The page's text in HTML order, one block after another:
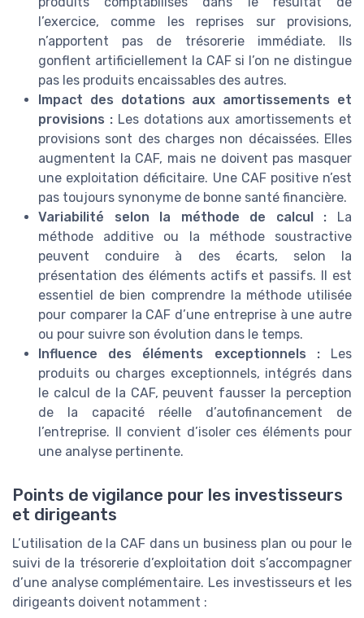
l’exercice, comme les reprises sur provisions,
n’apportent pas de trésorerie immédiate. Ils
gonflent artificiellement la CAF si l’on ne distingue
pas les produits encaissables des autres.
Impact des dotations aux amortissements et
provisions :Les dotations aux amortissements et
provisions sont des charges non décaissées. Elles
augmentent la CAF, mais ne doivent pas masquer
une exploitation déficitaire. Une CAF positive n’est
pas toujours synonyme de bonne santé financière.
Variabilité selon la méthode de calcul : La
méthode additive ou la méthode soustractive
peuvent conduire à des écarts, selon la
présentation des éléments actifs et passifs. Il est
essentiel de bien comprendre la méthode utilisée
pour comparer la CAF d’une entreprise à une autre
ou pour suivre son évolution dans le temps.
Influence des éléments exceptionnels :Les
produits ou charges exceptionnels, intégrés dans
le calcul de la CAF, peuvent fausser la perception
de la capacité réelle d’autofinancement de
l’entreprise. Il convient d’isoler ces éléments pour
une analyse pertinente.
Points de vigilance pour les investisseurs
et dirigeants
L’utilisation de la CAF dans un business plan ou pour le
suivi de la trésorerie d’exploitation doit s’accompagner
d’une analyse complémentaire. Les investisseurs et les
dirigeants doivent notamment :